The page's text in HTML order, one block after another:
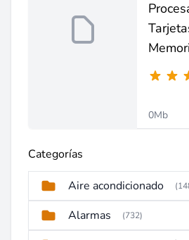
0Mb
Categorías
Aire acondicionado
Alarmas (732)